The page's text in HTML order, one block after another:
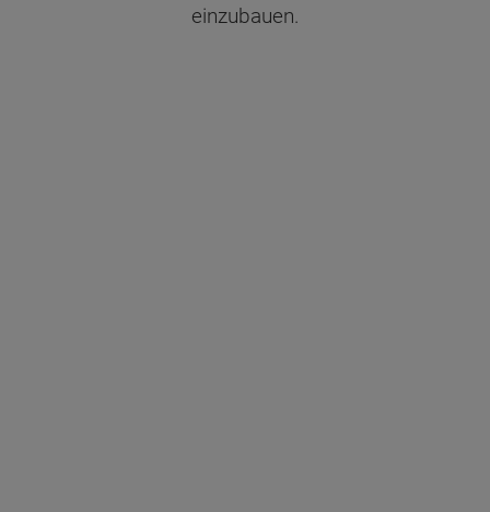
einzubauen.